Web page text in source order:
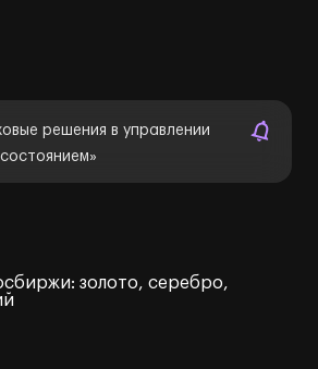
решения в управлении
золото, серебро,